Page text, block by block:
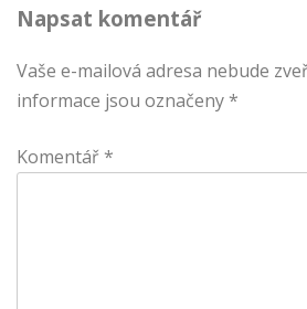
příspěvek
Napsat komentář
Vaše e-mailová adresa nebude
informace jsou označeny *
Komentář *